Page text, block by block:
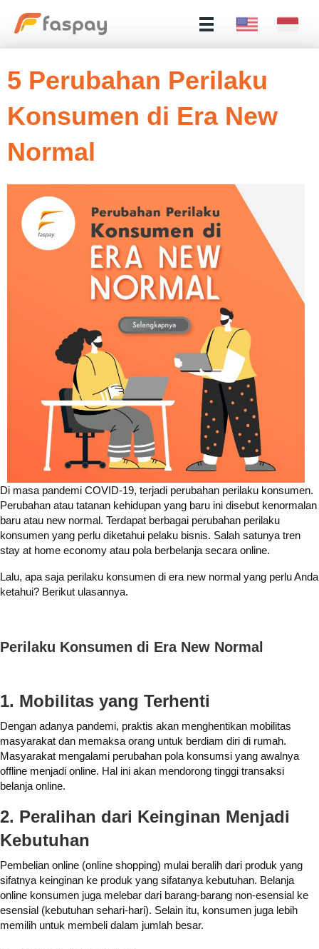
5 Perubahan Perilaku
Konsumen di Era New
Normal
Di masa pandemi COVID-19, terjadi perubahan perilaku konsumen.
Perubahan atau tatanan kehidupan yang baru ini disebut kenormalan
baru atau new normal. Terdapat berbagai perubahan perilaku
konsumen yang perlu diketahui pelaku bisnis. Salah satunya tren
stay at home economy atau pola berbelanja secara online.
Lalu, apa saja perilaku konsumen di era new normal yang perlu Anda
ketahui? Berikut ulasannya.
Perilaku Konsumen di Era New Normal
1. Mobilitas yang Terhenti
Dengan adanya pandemi, praktis akan menghentikan mobilitas
masyarakat dan memaksa orang untuk berdiam diri di rumah.
Masyarakat mengalami perubahan pola konsumsi yang awalnya
offline menjadi online. Hal ini akan mendorong tinggi transaksi
belanja online.
2. Peralihan dari Keinginan Menjadi
Kebutuhan
Pembelian online (online shopping) mulai beralih dari produk yang
sifatnya keinginan ke produk yang sifatanya kebutuhan. Belanja
online konsumen juga melebar dari barang-barang non-esensial ke
esensial (kebutuhan sehari-hari). Selain itu, konsumen juga lebih
memilih untuk membeli dalam jumlah besar.